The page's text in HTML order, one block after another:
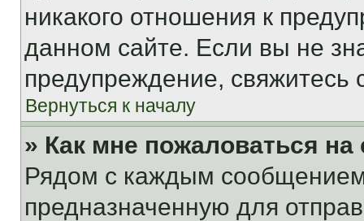
никакого отношения к
данном сайте. Если вы не
предупреждение,
Вернуться к началу
» Как мне пожаловаться
Рядом с каждым сообщением
предназначенную для